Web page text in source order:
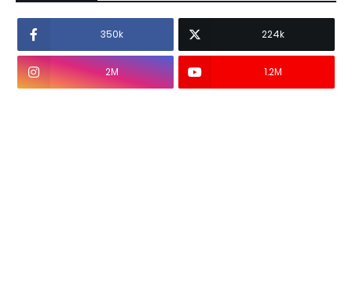
350k 224k
2M 1.2M